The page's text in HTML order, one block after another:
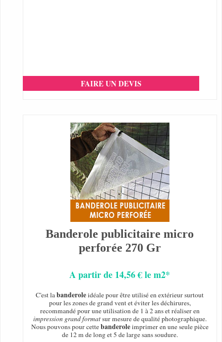
FAIRE UN DEVIS
Banderole publicitaire micro
perforée 270 Gr
A partir de 14,56 € le m2*
C'est labanderoleidéale pour être utilisé en extérieur surtout
pour les zones de grand vent et éviter les déchirures,
recommandé pour une utilisation de 1 à 2 ans et réaliser en
impression grand formatsur mesure de qualité photographique.
Nous pouvons pour cettebanderoleimprimer en une seule pièce
de 12 m de long et 5 de large sans soudure.